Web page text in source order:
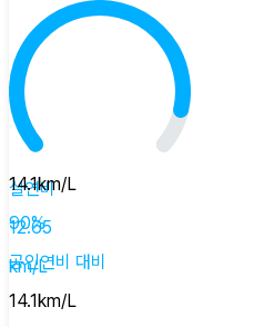
실연비
12.65
km/L
14.1km/L
90%
공인연비 대비
14.1km/L